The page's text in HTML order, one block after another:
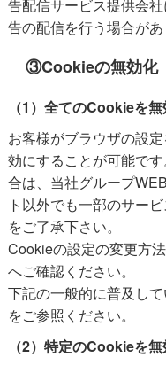
告配信サービス提供会
告の配信を行う場合があ
③Cookieの無効化
（1）全てのCookieを
お客様がブラウザの設
効にすることが可能で
合は、当社グループ
ト以外でも一部のサー
をご了承下さい。
Cookieの設定の変更方
へご確認ください。
下記の一般的に普及して
をご参照ください。
（2）特定のCookieを